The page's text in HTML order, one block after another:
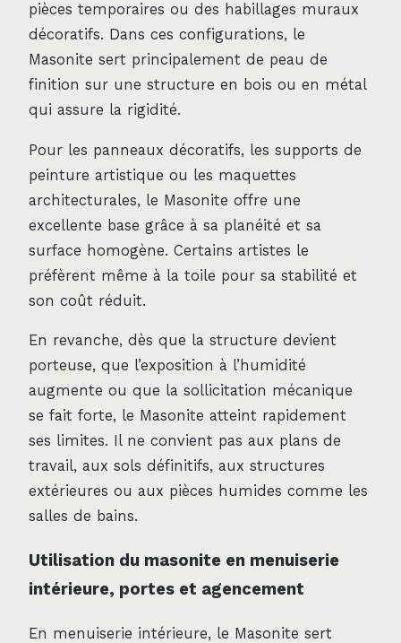
pièces temporaires ou des habillages muraux
décoratifs. Dans ces configurations, le
Masonite sert principalement de peau de
finition sur une structure en bois ou en métal
qui assure la rigidité.
Pour les panneaux décoratifs, les supports de
peinture artistique ou les maquettes
architecturales, le Masonite offre une
excellente base grâce à sa planéité et sa
surface homogène. Certains artistes le
préfèrent même à la toile pour sa stabilité et
son coût réduit.
En revanche, dès que la structure devient
porteuse, que l’exposition à l’humidité
augmente ou que la sollicitation mécanique
se fait forte, le Masonite atteint rapidement
ses limites. Il ne convient pas aux plans de
travail, aux sols définitifs, aux structures
extérieures ou aux pièces humides comme les
salles de bains.
Utilisation du masonite en menuiserie
intérieure, portes et agencement
En menuiserie intérieure, le Masonite sert